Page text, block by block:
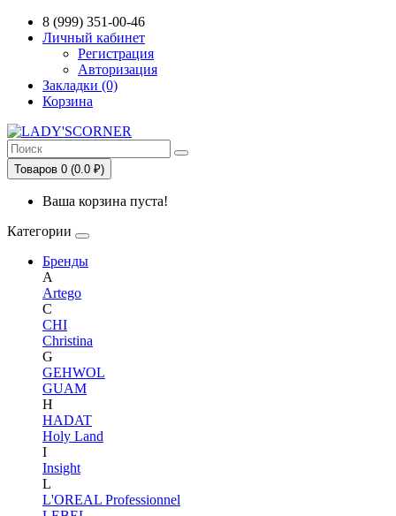
Сервис сравнения цен в Беларуси
8 (999) 351-00-46
Личный кабинет
Регистрация
Авторизация
Закладки (0)
Корзина
Товаров 0 (0.0 ₽)
Ваша корзина пуста!
Категории
Бренды
A
Artego
C
CHI
Christina
G
GEHWOL
GUAM
H
HADAT
Holy Land
I
Insight
L
L'OREAL Professionnel